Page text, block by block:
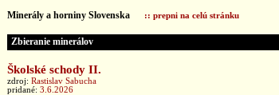
Minerály a horniny Slovenska :: prepni na celú stránku
Zbieranie minerálov
Školské schody II.
zdroj: Rastislav Sabucha
pridané: 3.6.2026